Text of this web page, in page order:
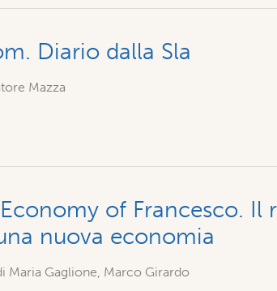
Diario dalla Sla
Mazza
of Francesco. Il
nuova economia
Maria Gaglione, Marco Girardo